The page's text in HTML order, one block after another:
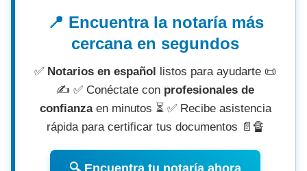
📍 Encuentra la notaría más
cercana en segundos
✅ Notarios en español listos para ayudarte 📜
✍ ✅ Conéctate con profesionales de
confianzaen minutos ⏳ ✅ Recibe asistencia
rápida para certificar tus documentos 📄🔏
🔍 Encuentra tu notaría ahora